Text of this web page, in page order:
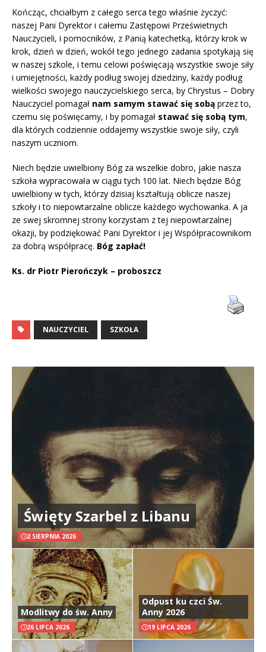
Kończąc, chciałbym z całego serca tego właśnie życzyć:
naszej Pani Dyrektor i całemu Zastępowi Prześwietnych
Nauczycieli, i pomocników, z Panią katechetką, którzy krok w
krok, dzień w dzień, wokół tego jednego zadania spotykają się
w naszej szkole, i temu celowi poświęcają wszystkie swoje siły
i umiejętności, każdy podług swojej dziedziny, każdy podług
wielkości swojego nauczycielskiego serca, by Chrystus – Dobry
Nauczyciel pomagał nam samym stawać się sobą przez to,
czemu się poświęcamy, i by pomagał stawać się sobą tym,
dla których codziennie oddajemy wszystkie swoje siły, czyli
naszym uczniom.
Niech będzie uwielbiony Bóg za wszelkie dobro, jakie nasza
szkoła wypracowała w ciągu tych 100 lat. Niech będzie Bóg
uwielbiony w tych, którzy dzisiaj kształtują oblicze naszej
szkoły i to niepowtarzalne oblicze każdego wychowanka. A ja
ze swej skromnej strony korzystam z tej niepowtarzalnej
okazji, by podziękować Pani Dyrektor i jej Współpracownikom
za dobrą współpracę. Bóg zapłać!
Ks. dr Piotr Pierończyk – proboszcz
NAUCZYCIEL SZKOŁA
Święty Szarbel z Libanu
2 SIERPNIA 2026
Modlitwy do św. Anny
26 LIPCA 2026
Odpust ku czci Św.
Anny 2026
19 LIPCA 2026